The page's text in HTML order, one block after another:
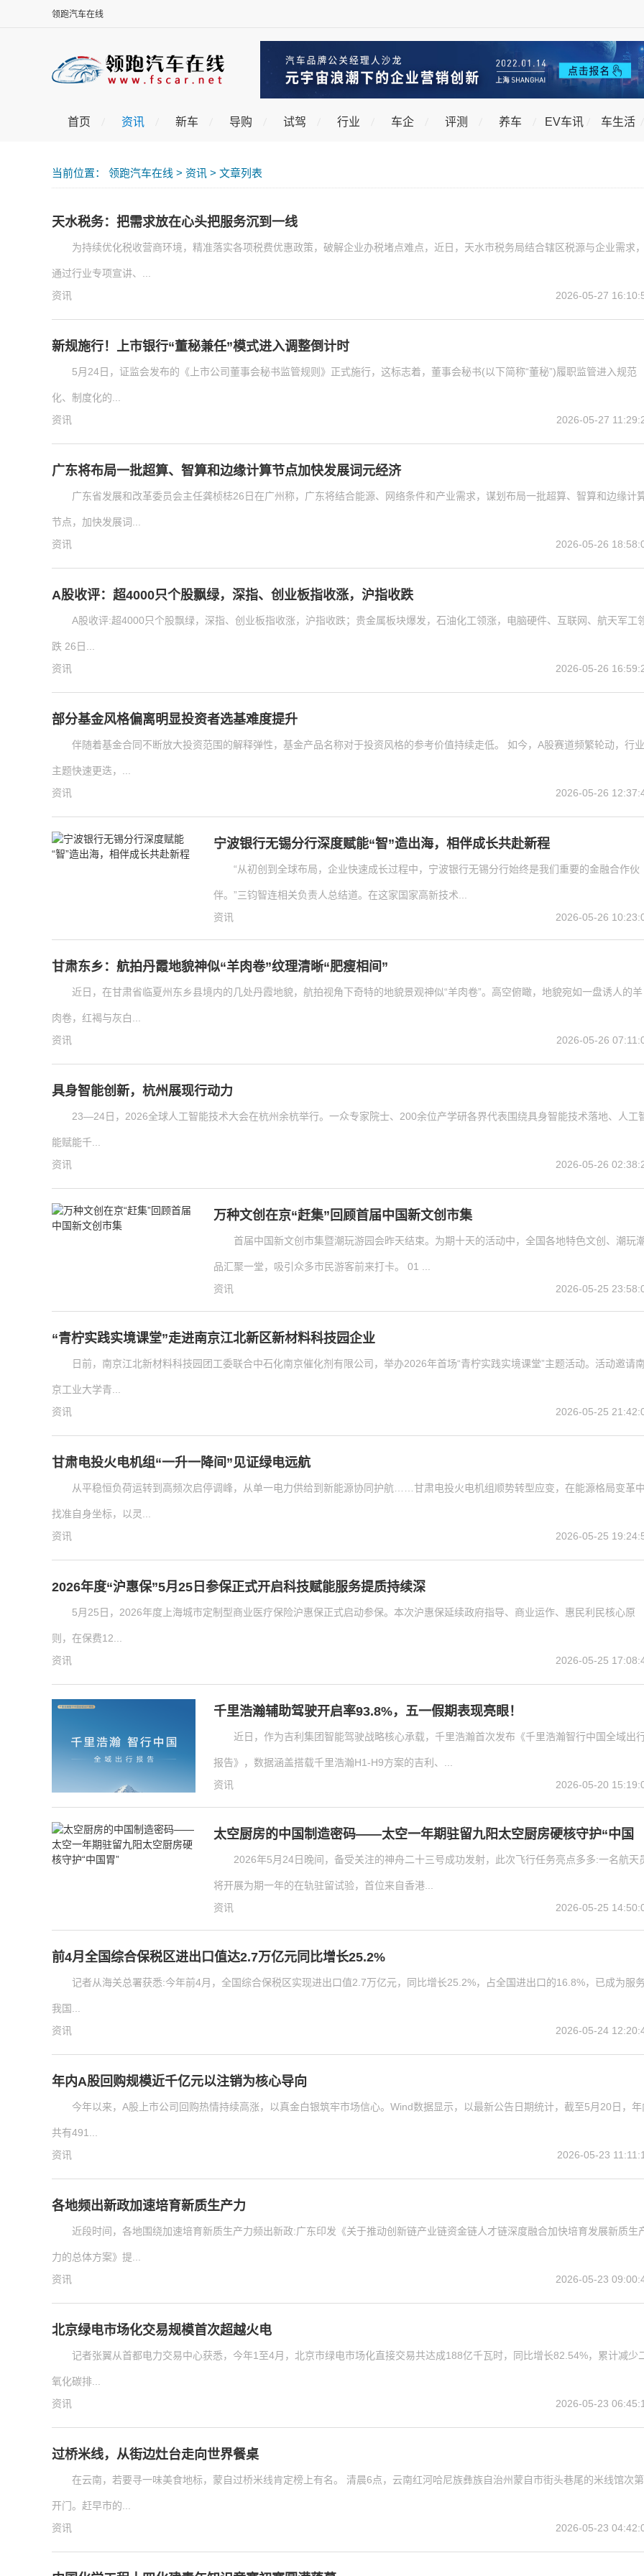
领跑汽车在线
首页 资讯 新车 导购 试驾 行业 车企 评测 养车 EV车讯 车生活
当前位置： 领跑汽车在线 > 资讯 > 文章列表
天水税务：把需求放在心头把服务沉到一线
为持续优化税收营商环境，精准落实各项税费优惠政策，破解企业办税堵点难点，近日，天水市税务局结合辖区税源与企业需求，
通过行业专项宣讲、...
资讯
2026-05-27
新规施行！上市银行“董秘兼任”模式进入调整倒计时
5月24日，证监会发布的《上市公司董事会秘书监管规则》正式施行，这标志着，董事会秘书(以下简称“董秘”)履职监管进入规范
化、制度化的...
资讯
2026-05-27
广东将布局一批超算、智算和边缘计算节点加快发展词元经济
广东省发展和改革委员会主任龚桢梽26日在广州称，广东将结合能源、网络条件和产业需求，谋划布局一批超算、智算和边缘计
节点，加快发展词...
资讯
2026-05-26
A股收评：超4000只个股飘绿，深指、创业板指收涨，沪指收跌
A股收评:超4000只个股飘绿，深指、创业板指收涨，沪指收跌；贵金属板块爆发，石油化工领涨，电脑硬件、互联网、航天军工
跌 26日...
资讯
2026-05-26
部分基金风格偏离明显投资者选基难度提升
伴随着基金合同不断放大投资范围的解释弹性，基金产品名称对于投资风格的参考价值持续走低。 如今，A股赛道频繁轮动，行业
主题快速更迭，...
资讯
2026-05-26
宁波银行无锡分行深度赋能“智”造出海，相伴成长共赴新程
“从初创到全球布局，企业快速成长过程中，宁波银行无锡分行始终是我们重要的金融合作伙
伴。”三钧智连相关负责人总结道。在这家国家高新技术...
资讯
2026-05-26
甘肃东乡：航拍丹霞地貌神似“羊肉卷”纹理清晰“肥瘦相间”
近日，在甘肃省临夏州东乡县境内的几处丹霞地貌，航拍视角下奇特的地貌景观神似“羊肉卷”。高空俯瞰，地貌宛如一盘诱人的羊
肉卷，红褐与灰白...
资讯
2026-05-26
具身智能创新，杭州展现行动力
23—24日，2026全球人工智能技术大会在杭州余杭举行。一众专家院士、200余位产学研各界代表围绕具身智能技术落地、人工
能赋能千...
资讯
2026-05-26
万种文创在京“赶集”回顾首届中国新文创市集
首届中国新文创市集暨潮玩游园会昨天结束。为期十天的活动中，全国各地特色文创、潮玩潮
品汇聚一堂，吸引众多市民游客前来打卡。 01 ...
资讯
2026-05-25
“青柠实践实境课堂”走进南京江北新区新材料科技园企业
日前，南京江北新材料科技园团工委联合中石化南京催化剂有限公司，举办2026年首场“青柠实践实境课堂”主题活动。活动邀请南
京工业大学青...
资讯
2026-05-25
甘肃电投火电机组“一升一降间”见证绿电远航
从平稳恒负荷运转到高频次启停调峰，从单一电力供给到新能源协同护航……甘肃电投火电机组顺势转型应变，在能源格局变革中
找准自身坐标，以灵...
资讯
2026-05-25
2026年度“沪惠保”5月25日参保正式开启科技赋能服务提质持续深
5月25日，2026年度上海城市定制型商业医疗保险沪惠保正式启动参保。本次沪惠保延续政府指导、商业运作、惠民利民核心原
则，在保费12...
资讯
2026-05-25
千里浩瀚辅助驾驶开启率93.8%，五一假期表现亮眼！
近日，作为吉利集团智能驾驶战略核心承载，千里浩瀚首次发布《千里浩瀚智行中国全域出
报告》，数据涵盖搭载千里浩瀚H1-H9方案的吉利、...
资讯
2026-05-20
太空厨房的中国制造密码——太空一年期驻留九阳太空厨房硬核守护“中国
2026年5月24日晚间，备受关注的神舟二十三号成功发射，此次飞行任务亮点多多:一名航天
将开展为期一年的在轨驻留试验，首位来自香港...
资讯
2026-05-25
前4月全国综合保税区进出口值达2.7万亿元同比增长25.2%
记者从海关总署获悉:今年前4月，全国综合保税区实现进出口值2.7万亿元，同比增长25.2%，占全国进出口的16.8%，已成为服务
我国...
资讯
2026-05-24
年内A股回购规模近千亿元以注销为核心导向
今年以来，A股上市公司回购热情持续高涨，以真金白银筑牢市场信心。Wind数据显示，以最新公告日期统计，截至5月20日，年
共有491...
资讯
2026-05-23
各地频出新政加速培育新质生产力
近段时间，各地围绕加速培育新质生产力频出新政:广东印发《关于推动创新链产业链资金链人才链深度融合加快培育发展新质生
力的总体方案》提...
资讯
2026-05-23
北京绿电市场化交易规模首次超越火电
记者张翼从首都电力交易中心获悉，今年1至4月，北京市绿电市场化直接交易共达成188亿千瓦时，同比增长82.54%，累计减少
氧化碳排...
资讯
2026-05-23
过桥米线，从街边灶台走向世界餐桌
在云南，若要寻一味美食地标，蒙自过桥米线肯定榜上有名。 清晨6点，云南红河哈尼族彝族自治州蒙自市街头巷尾的米线馆次第
开门。赶早市的...
资讯
2026-05-23